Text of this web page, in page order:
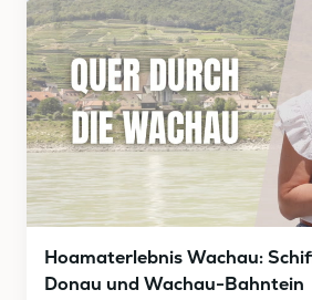
Hoamaterlebnis Wachau:
Donau und Wachau-Bahntein